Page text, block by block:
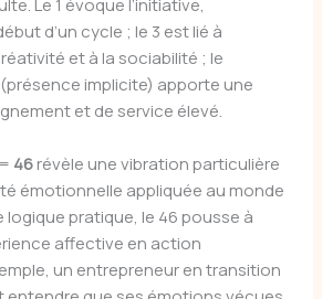
Le 1 évoque l’initiative,
d’un cycle ; le 3 est lié à
et à la sociabilité ; le
implicite) apporte une
et de service élevé.
46révèle une vibration particulière
émotionnelle appliquée au monde
logique pratique, le 46 pousse à
affective en action
un entrepreneur en transition